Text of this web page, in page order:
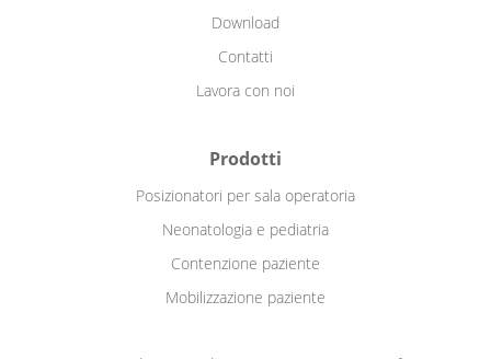
Download
Contatti
Lavora con noi
Prodotti
Posizionatori per sala operatoria
Neonatologia e pediatria
Contenzione paziente
Mobilizzazione paziente